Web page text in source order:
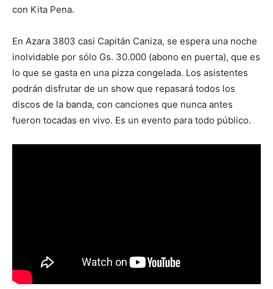
con Kita Pena.
En Azara 3803 casi Capitán Caniza, se espera una noche
inolvidable por sólo Gs. 30.000 (abono en puerta), que es
lo que se gasta en una pizza congelada. Los asistentes
podrán disfrutar de un show que repasará todos los
discos de la banda, con canciones que nunca antes
fueron tocadas en vivo. Es un evento para todo público.